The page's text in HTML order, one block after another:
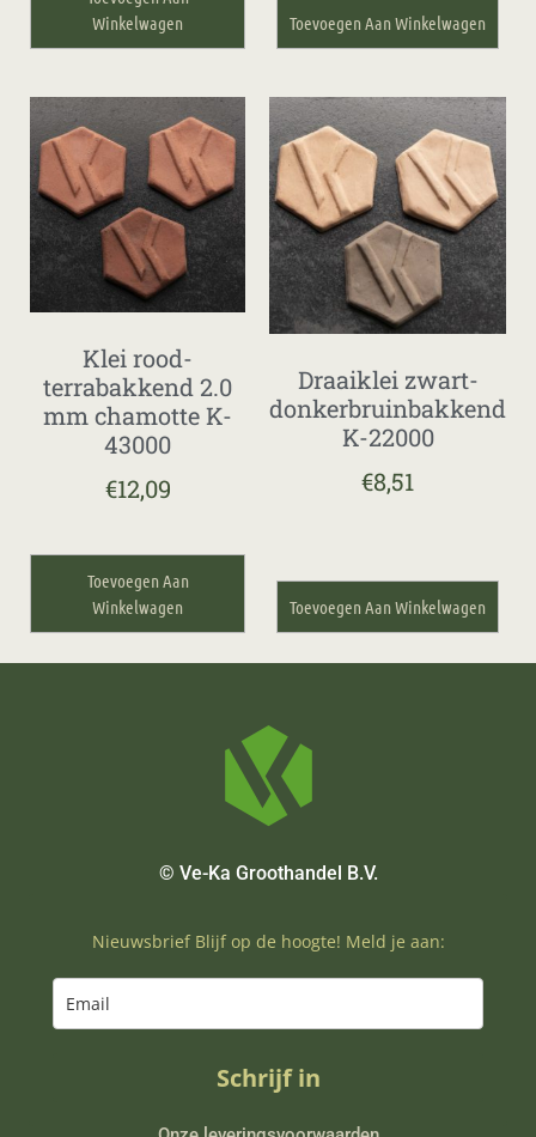
Winkelwagen
Toevoegen Aan Winkelwagen
Klei rood-
terrabakkend 2.0
mm chamotte K-
43000
€12,09
Toevoegen Aan
Winkelwagen
Draaiklei zwart-
donkerbruinbakkend
K-22000
€8,51
Toevoegen Aan Winkelwagen
© Ve-Ka Groothandel B.V.
Nieuwsbrief Blijf op de hoogte! Meld je aan:
Schrijf in